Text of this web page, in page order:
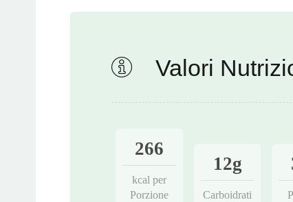
Valori
266
kcal per
Porzione
12g
Carboidrati